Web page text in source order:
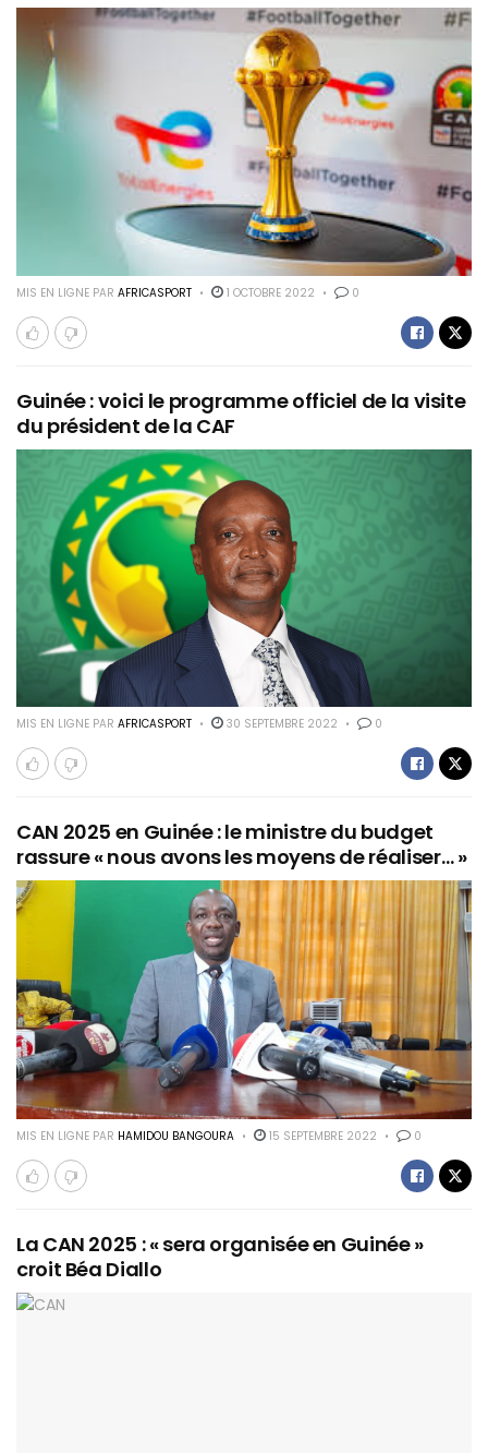
MIS EN LIGNE PAR AFRICASPORT 1 OCTOBRE 2022 0
Guinée : voici le programme officiel de la visite
du président de la CAF
MIS EN LIGNE PAR AFRICASPORT 30 SEPTEMBRE 2022 0
CAN 2025 en Guinée : le ministre du budget
rassure « nous avons les moyens de réaliser… »
MIS EN LIGNE PAR HAMIDOU BANGOURA 15 SEPTEMBRE 2022 0
La CAN 2025 : « sera organisée en Guinée »
croit Béa Diallo